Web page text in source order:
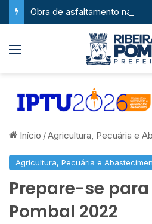
Início /Agricultura, Pecuária e
Agricultura, Pecuária e
Prepare-se para
Pombal 2022